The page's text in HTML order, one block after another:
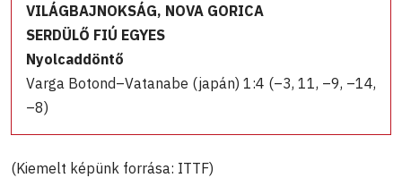
VILÁGBAJNOKSÁG, NOVA GORICA
SERDÜLŐ FIÚ EGYES
Nyolcaddöntő
Varga Botond–Vatanabe (japán) 1:4 (–3, 11, –9, –14,
–8)
(Kiemelt képünk forrása: ITTF)